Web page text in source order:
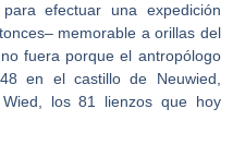
efectuar una expedición
memorable a orillas del
fuera porque el antropólogo
en el castillo de Neuwied,
los 81 lienzos que hoy